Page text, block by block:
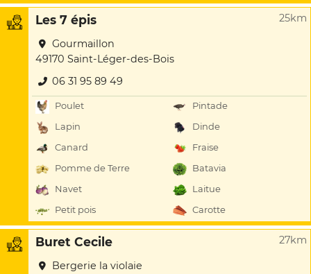
Les 7 épis 25km
Gourmaillon
49170 Saint-Léger-des-Bois
06 31 95 89 49
Poulet
Pintade
Lapin
Dinde
Canard
Fraise
Pomme de Terre
Batavia
Navet
Laitue
Petit pois
Carotte
Buret Cecile 27km
Bergerie la violaie